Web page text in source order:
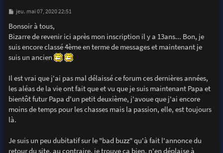
M
s
s
a
g
e
jeu. mai 07, 2020 22:51
Bonsoir à tous,
Bizarre de revenir ici après mon inscription il y a 13ans... Bon, je
suis encore classé 4ème en terme de messages et maintenant je
suis un ancien
Il est vrai que j'ai pas mal délaissé ce forum ces dernières années,
les aléas de la vie ont fait que et vu que je suis maintenant Papa et
bientôt futur Papa d'un petit deuxième, j'avoue que j'ai encore
moins de temps pour les chasses mais la passion, elle, est toujours
là.
Je suis un peu dubitatif sur le "bad buzz" qu'à fait l'annonce du
retour du site, au contraire, je trouve ça bien, n'en déplaise à